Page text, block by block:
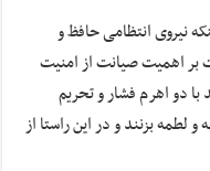
نیروی انتظامی حافظ و
بر اهمیت صیانت از امنیت
دو اهرم فشار و تحریم
لطمه بزنند و در این راستا از